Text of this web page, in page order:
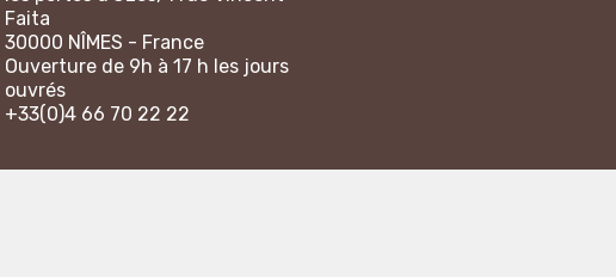
Faita
30000 NÎMES - France
Ouverture de 9h à 17 h les jours
ouvrés
+33(0)4 66 70 22 22